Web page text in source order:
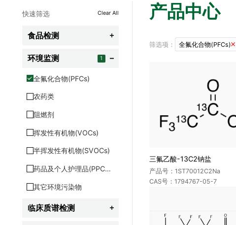
快速筛选 Clear All
食品检测 
农残
兽残
食品添加剂
食品营养及功能成分
食品非法添加剂
保健品及功能性食品
其它食品相关标准品
生物毒素
环境监测 1 
全氟化合物(PFCs)
农药类
阻燃剂
挥发性有机物(VOCs)
半挥发性有机物(SVOCs)
药品及个人护理品(PPCPS)
其它环境污染物
临床质谱检测 
产品中心
筛选项： 全氟化合物(PFCs)
三氟乙酸-13C2钠盐
产品号：1ST70012C2Na
CAS号：1794767-05-7